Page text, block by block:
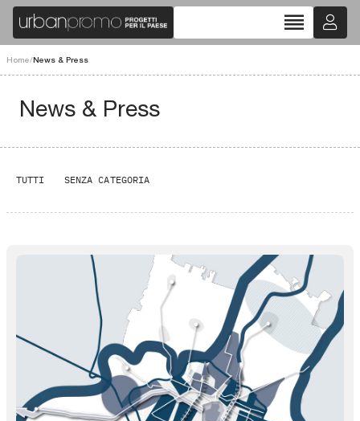
reorder
Home/News & Press
News & Press
TUTTI SENZA CATEGORIA